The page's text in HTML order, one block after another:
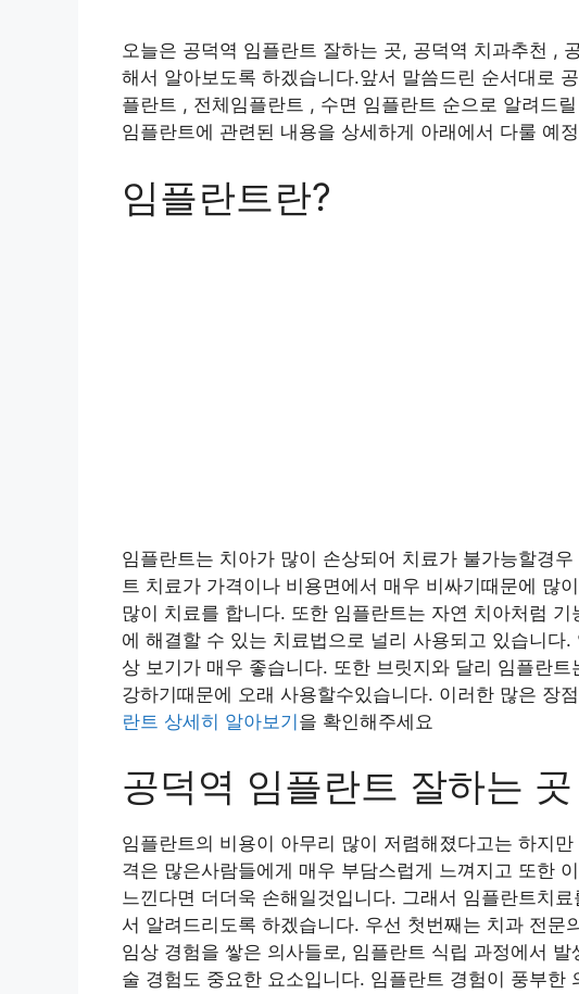
오늘은 공덕역 임플란트 잘하는 곳, 공덕역 치과추천 ,
해서 알아보도록 하겠습니다.앞서 말씀드린 순서대로
플란트 , 전체임플란트 , 수면 임플란트 순으로 알려드
임플란트에 관련된 내용을 상세하게 아래에서 다룰 예
임플란트란?
임플란트는 치아가 많이 손상되어 치료가 불가능할경
트 치료가 가격이나 비용면에서 매우 비싸기때문에 많
많이 치료를 합니다. 또한 임플란트는 자연 치아처럼
에 해결할 수 있는 치료법으로 널리 사용되고 있습니
상 보기가 매우 좋습니다. 또한 브릿지와 달리 임플란
강하기때문에 오래 사용할수있습니다. 이러한 많은 장
란트 상세히 알아보기을 확인해주세요
공덕역 임플란트 잘하는 곳
임플란트의 비용이 아무리 많이 저렴해졌다고는 하지
격은 많은사람들에게 매우 부담스럽게 느껴지고 또한
느낀다면 더더욱 손해일것입니다. 그래서 임플란트치
서 알려드리도록 하겠습니다. 우선 첫번째는 치과 전
임상 경험을 쌓은 의사들로, 임플란트 식립 과정에서
술 경험도 중요한 요소입니다. 임플란트 경험이 풍부